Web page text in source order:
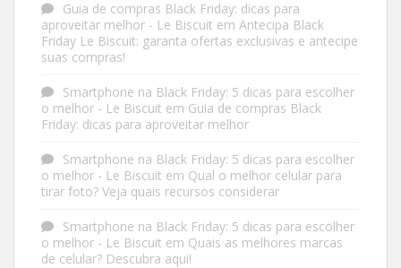
Guia de compras Black Friday: dicas para
aproveitar melhor - Le Biscuit em Antecipa Black
Friday Le Biscuit: garanta ofertas exclusivas e antecipe
suas compras!
Smartphone na Black Friday: 5 dicas para escolher
o melhor - Le Biscuit em Guia de compras Black
Friday: dicas para aproveitar melhor
Smartphone na Black Friday: 5 dicas para escolher
o melhor - Le Biscuit em Qual o melhor celular para
tirar foto? Veja quais recursos considerar
Smartphone na Black Friday: 5 dicas para escolher
o melhor - Le Biscuit em Quais as melhores marcas
de celular? Descubra aqui!